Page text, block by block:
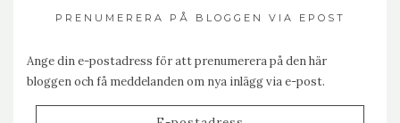
PRENUMERERA PÅ BLOGGEN VIA EPOST
Ange din e-postadress för att prenumerera på den här
bloggen och få meddelanden om nya inlägg via e-post.